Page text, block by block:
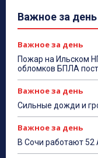
Важное за день
Важное за день
Пожар на Ильском
обломков БПЛА
Важное за день
Сильные дожди и
Важное за день
В Сочи работают 52